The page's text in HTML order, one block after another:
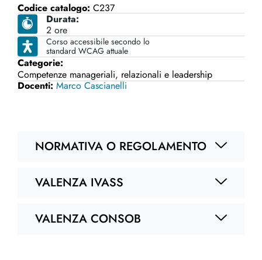
Codice catalogo: C237
Durata:
2 ore
Corso accessibile secondo lo
standard WCAG attuale
Categorie:
Competenze manageriali, relazionali e leadership
Docenti:Marco Cascianelli
NORMATIVA O REGOLAMENTO
VALENZA IVASS
VALENZA CONSOB